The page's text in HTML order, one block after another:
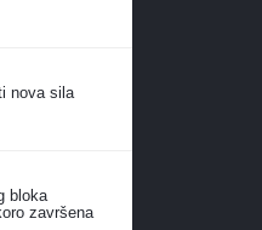
nova sila
bloka
završena